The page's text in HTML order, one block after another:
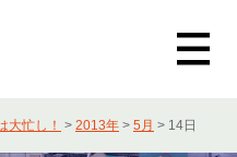
大忙し！ > 2013年 > 5月 > 14日